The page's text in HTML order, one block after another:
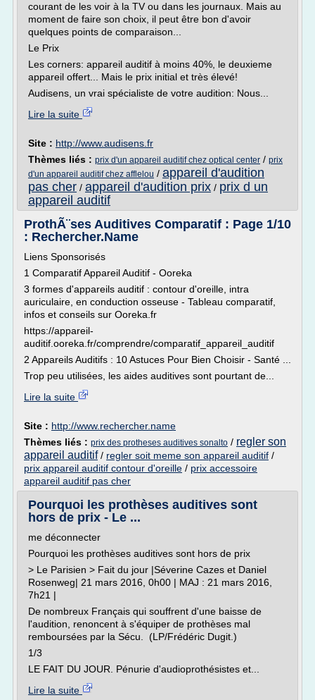
courant de les voir à la TV ou dans les journaux. Mais au
moment de faire son choix, il peut être bon d'avoir
quelques points de comparaison...
Le Prix
Les corners: appareil auditif à moins 40%, le deuxieme
appareil offert... Mais le prix initial et très élevé!
Audisens, un vrai spécialiste de votre audition: Nous...
Lire la suite
Site : http://www.audisens.fr
Thèmes liés : prix d'un appareil auditif chez optical center / prix
d'un appareil auditif chez afflelou / appareil d'audition
pas cher / appareil d'audition prix / prix d un
appareil auditif
ProthÃ¨ses Auditives Comparatif : Page 1/10
: Rechercher.Name
Liens Sponsorisés
1 Comparatif Appareil Auditif - Ooreka
3 formes d'appareils auditif : contour d'oreille, intra
auriculaire, en conduction osseuse - Tableau comparatif,
infos et conseils sur Ooreka.fr
https://appareil-
auditif.ooreka.fr/comprendre/comparatif_appareil_auditif
2 Appareils Auditifs : 10 Astuces Pour Bien Choisir - Santé ...
Trop peu utilisées, les aides auditives sont pourtant de...
Lire la suite
Site : http://www.rechercher.name
Thèmes liés : prix des protheses auditives sonalto / regler son
appareil auditif/ regler soit meme son appareil auditif /
prix appareil auditif contour d'oreille / prix accessoire
appareil auditif pas cher
Pourquoi les prothèses auditives sont
hors de prix - Le ...
me déconnecter
Pourquoi les prothèses auditives sont hors de prix
> Le Parisien > Fait du jour |Séverine Cazes et Daniel
Rosenweg| 21 mars 2016, 0h00 | MAJ : 21 mars 2016,
7h21 |
De nombreux Français qui souffrent d'une baisse de
l'audition, renoncent à s'équiper de prothèses mal
remboursées par la Sécu. (LP/Frédéric Dugit.)
1/3
LE FAIT DU JOUR. Pénurie d'audioprothésistes et...
Lire la suite